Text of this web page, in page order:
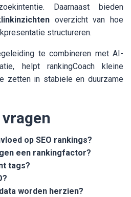
Daarnaast bieden
overzicht van hoe
structureren.
te combineren met AI-
helpt rankingCoach kleine
zetten in stabiele en duurzame
op SEO rankings?
een rankingfactor?
tags?
worden herzien?